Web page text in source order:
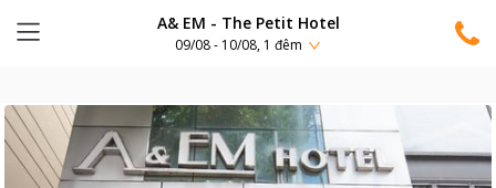
A& EM - The Petit Hotel
09/08 - 10/08, 1 đêm